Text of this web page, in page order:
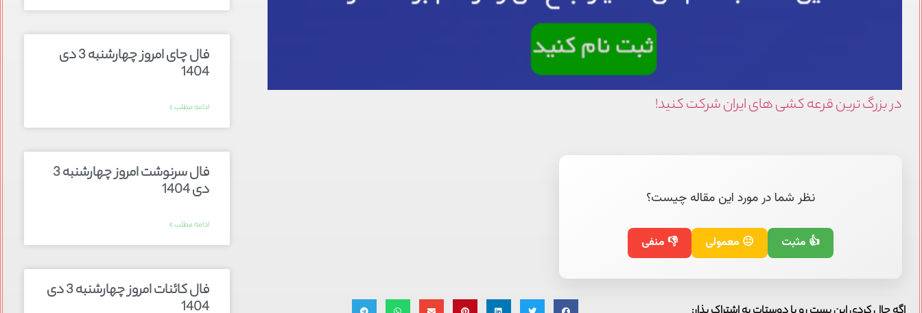
در بزرگ ترین قرعه کشی های ایران شرکت کنید!
نظر شما در مورد این مقاله چیست؟
👍 مثبت 😐 معمولی 👎 منفی
فال چای امروز چهارشنبه 3 دی
1404
ادامه مطلب »
فال سرنوشت امروز چهارشنبه 3
دی 1404
ادامه مطلب »
فال کائنات امروز چهارشنبه 3 دی
1404